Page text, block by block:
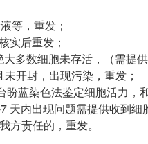
等，重发；
实后重发；
多数细胞未存活，（需提
开封，出现污染，重发；
蓝染色法鉴定细胞活力，
内出现问题需提供收到
方责任的，重发。